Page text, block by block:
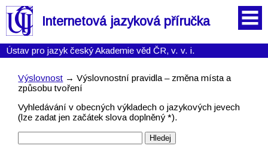
Internetová jazyková příručka
Ústav pro jazyk český Akademie věd ČR, v. v. i.
Výslovnost → Výslovnostní pravidla – změna místa a
způsobu tvoření
Vyhledávání v obecných výkladech o jazykových jevech
(lze zadat jen začátek slova doplněný *).